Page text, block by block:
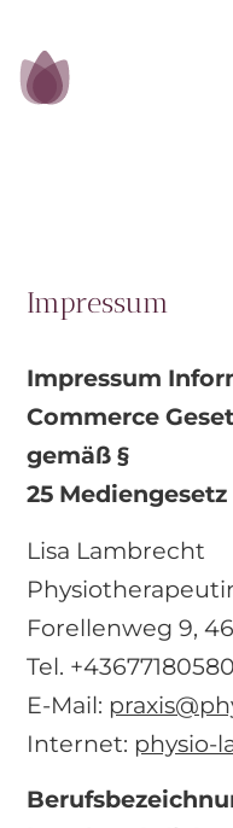
Impressum
Impressum
Commerce
gemäß §
25 Mediengesetz
Lisa Lambrecht
Forellenweg 9,
Tel.
E-Mail:
Internet: physio-